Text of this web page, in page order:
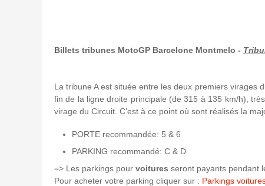
Billets tribunes MotoGP Barcelone Montmelo -
La tribune A est située entre les deux premiers virages
fin de la ligne droite principale (de 315 à 135 km/h),
virage du Circuit. C’est à ce point où sont réalisés la
PORTE recommandée: 5 & 6
PARKING recommandé: C & D
=> Les parkings pour voitures seront payants pendant
Pour acheter votre parking cliquer sur : Parkings